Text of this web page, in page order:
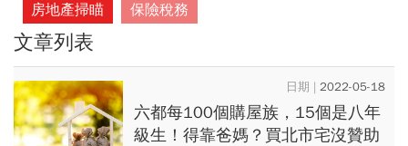
房地產掃瞄
保險稅務
文章列表
2022-05-18
六都每100個購屋族，15個是八年
級生！得靠爸媽？買北市宅沒贊助